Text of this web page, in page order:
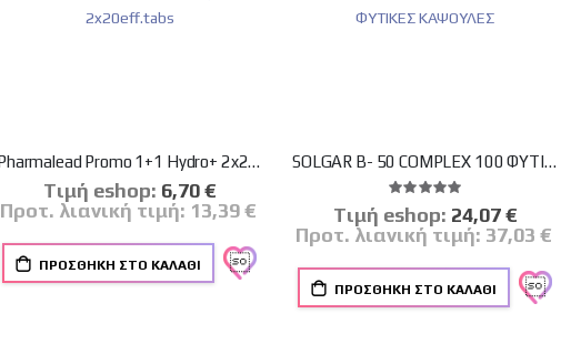
Pharmalead Promo 1+1 Hydro+ 2x20eff.tabs
Tιμή eshop: Ειδική
Τιμή
6,70 €
Προτ. λιανική τιμή: 13,39 €
ΠΡΟΣΘΉΚΗ ΣΤΟ ΚΑΛΆΘΙ
SOLGAR B- 50 COMPLEX 100 ΦΥΤΙΚΕΣ ΚΑΨΟΥΛΕΣ
Βαθμολογία:
100%
Tιμή eshop: Ειδική
Τιμή
24,07 €
Προτ. λιανική τιμή: 37,03 €
ΠΡΟΣΘΉΚΗ ΣΤΟ ΚΑΛΆΘΙ